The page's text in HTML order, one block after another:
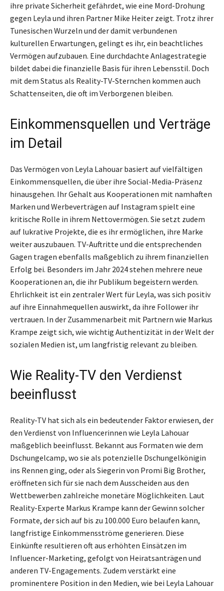
ihre private Sicherheit gefährdet, wie eine Mord-Drohung
gegen Leyla und ihren Partner Mike Heiter zeigt. Trotz ihrer
Tunesischen Wurzeln und der damit verbundenen
kulturellen Erwartungen, gelingt es ihr, ein beachtliches
Vermögen aufzubauen. Eine durchdachte Anlagestrategie
bildet dabei die finanzielle Basis für ihren Lebensstil. Doch
mit dem Status als Reality-TV-Sternchen kommen auch
Schattenseiten, die oft im Verborgenen bleiben.
Einkommensquellen und Verträge
im Detail
Das Vermögen von Leyla Lahouar basiert auf vielfältigen
Einkommensquellen, die über ihre Social-Media-Präsenz
hinausgehen. Ihr Gehalt aus Kooperationen mit namhaften
Marken und Werbeverträgen auf Instagram spielt eine
kritische Rolle in ihrem Nettovermögen. Sie setzt zudem
auf lukrative Projekte, die es ihr ermöglichen, ihre Marke
weiter auszubauen. TV-Auftritte und die entsprechenden
Gagen tragen ebenfalls maßgeblich zu ihrem finanziellen
Erfolg bei. Besonders im Jahr 2024 stehen mehrere neue
Kooperationen an, die ihr Publikum begeistern werden.
Ehrlichkeit ist ein zentraler Wert für Leyla, was sich positiv
auf ihre Einnahmequellen auswirkt, da ihre Follower ihr
vertrauen. In der Zusammenarbeit mit Partnern wie Markus
Krampe zeigt sich, wie wichtig Authentizität in der Welt der
sozialen Medien ist, um langfristig relevant zu bleiben.
Wie Reality-TV den Verdienst
beeinflusst
Reality-TV hat sich als ein bedeutender Faktor erwiesen, der
den Verdienst von Influencerinnen wie Leyla Lahouar
maßgeblich beeinflusst. Bekannt aus Formaten wie dem
Dschungelcamp, wo sie als potenzielle Dschungelkönigin
ins Rennen ging, oder als Siegerin von Promi Big Brother,
eröffneten sich für sie nach dem Ausscheiden aus den
Wettbewerben zahlreiche monetäre Möglichkeiten. Laut
Reality-Experte Markus Krampe kann der Gewinn solcher
Formate, der sich auf bis zu 100.000 Euro belaufen kann,
langfristige Einkommensströme generieren. Diese
Einkünfte resultieren oft aus erhöhten Einsätzen im
Influencer-Marketing, gefolgt von Heiratsanträgen und
anderen TV-Engagements. Zudem verstärkt eine
prominentere Position in den Medien, wie bei Leyla Lahouar